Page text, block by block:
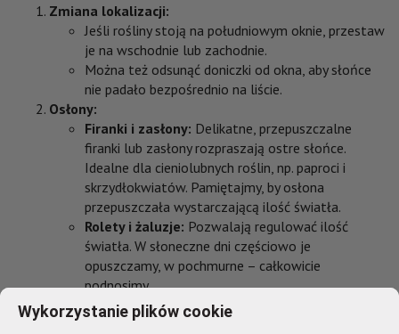
Zmiana lokalizacji:
Jeśli rośliny stoją na południowym oknie, przestaw
je na wschodnie lub zachodnie.
Można też odsunąć doniczki od okna, aby słońce
nie padało bezpośrednio na liście.
Osłony:
Firanki i zasłony: Delikatne, przepuszczalne
firanki lub zasłony rozpraszają ostre słońce.
Idealne dla cieniolubnych roślin, np. paproci i
skrzydłokwiatów. Pamiętajmy, by osłona
przepuszczała wystarczającą ilość światła.
Rolety i żaluzje: Pozwalają regulować ilość
światła. W słoneczne dni częściowo je
opuszczamy, w pochmurne – całkowicie
podnosimy.
Maty cieniujące:Specjalne maty z tworzywa
sztucznego, dostępne w sklepach ogrodniczych,
Wykorzystanie plików cookie